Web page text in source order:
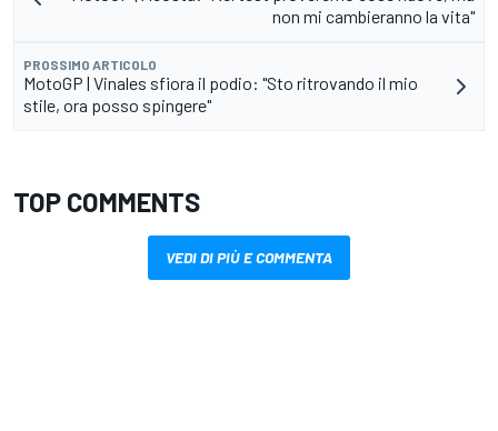
non mi cambieranno la vita"
PROSSIMO ARTICOLO
MotoGP | Vinales sfiora il podio: "Sto ritrovando il mio
stile, ora posso spingere"
TOP COMMENTS
VEDI DI PIÙ E COMMENTA